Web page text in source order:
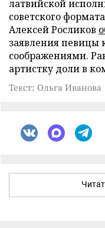
латвийской
советского
Алексей Росликов
заявления
соображениями.
артистку доли в
Текст: Ольга Иванова